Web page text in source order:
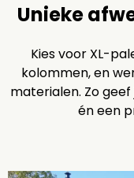
Unieke
Kies voor XL-
kolommen, en
materialen. Zo
én een